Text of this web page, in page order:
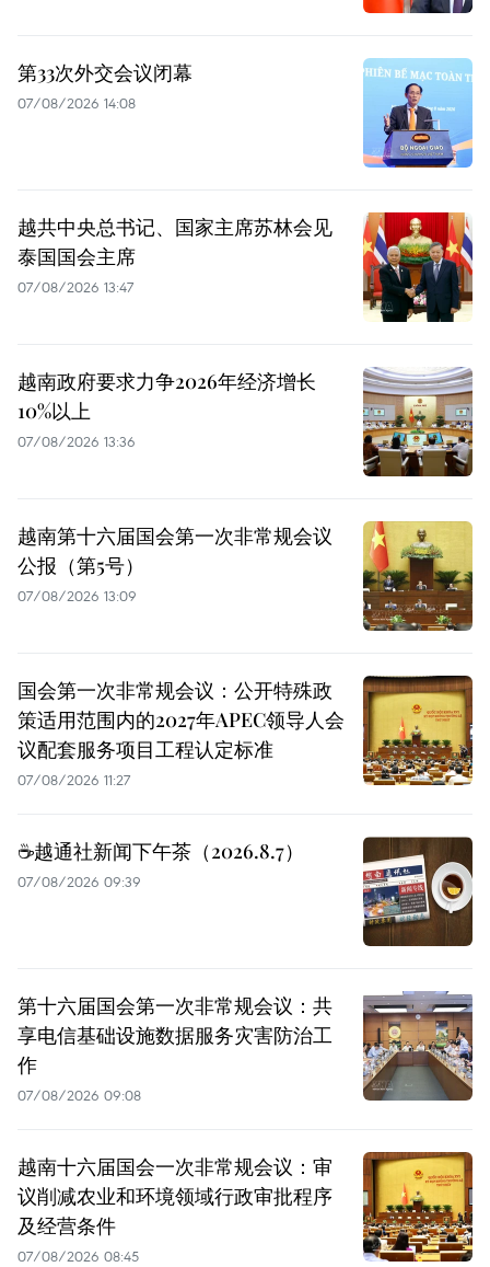
第33次外交会议闭幕
07/08/2026 14:08
越共中央总书记、国家主席苏林会见
泰国国会主席
07/08/2026 13:47
越南政府要求力争2026年经济增长
10%以上
07/08/2026 13:36
越南第十六届国会第一次非常规会议
公报（第5号）
07/08/2026 13:09
国会第一次非常规会议：公开特殊政
策适用范围内的2027年APEC领导人会
议配套服务项目工程认定标准
07/08/2026 11:27
☕️越通社新闻下午茶（2026.8.7）
07/08/2026 09:39
第十六届国会第一次非常规会议：共
享电信基础设施数据服务灾害防治工
作
07/08/2026 09:08
越南十六届国会一次非常规会议：审
议削减农业和环境领域行政审批程序
及经营条件
07/08/2026 08:45